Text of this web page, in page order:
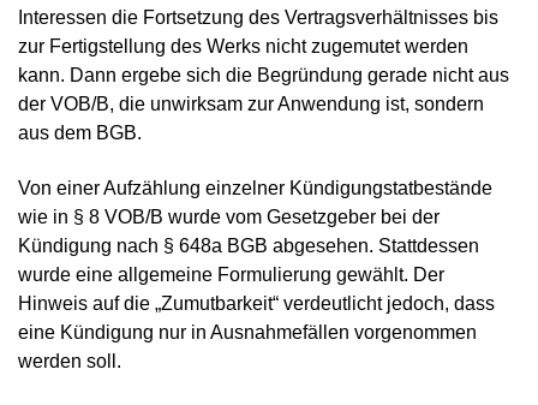
Interessen die Fortsetzung des Vertragsverhältnisses bis
zur Fertigstellung des Werks nicht zugemutet werden
kann. Dann ergebe sich die Begründung gerade nicht aus
der VOB/B, die unwirksam zur Anwendung ist, sondern
aus dem BGB.
Von einer Aufzählung einzelner Kündigungstatbestände
wie in § 8 VOB/B wurde vom Gesetzgeber bei der
Kündigung nach § 648a BGB abgesehen. Stattdessen
wurde eine allgemeine Formulierung gewählt. Der
Hinweis auf die „Zumutbarkeit“ verdeutlicht jedoch, dass
eine Kündigung nur in Ausnahmefällen vorgenommen
werden soll.